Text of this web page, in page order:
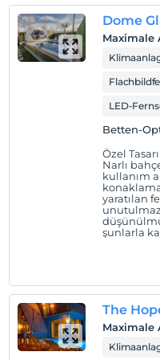
alışverişi yapılarak
Bungalovlarımızın
sağlanmakta olup, tüm
göre 15.000 BTU ile
süresince 1 kez 1 kova
Şömine yakımı
yakımına izin verilmez.
Tüm bungalovlarımızın
bulunmaktadır.
açısından dolayı
Glamping Dome hariç
açılabilir koltuk
Havuz bağlantılı suite,
havuzlu oda tipi ( The
odalı, havuz manzaralı,
Dome
Maximale
LED-
Betten-
Özel
Narlı
kullanım
yaratılan
düşünülmüştür. Bu
şunlarla
kadar
buzdolabı Mutfak gereçleri Kettle Çaycı 🛏
🏊🏻‍♂️EĞLENCE: Özel havuz (
Isıtma Yoktur ) 🍀BAHÇE: Dağ
The
Maximale